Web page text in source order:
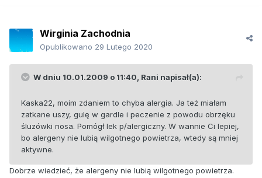
Wirginia Zachodnia
Opublikowano 29 Lutego 2020
W dniu 10.01.2009 o 11:40, Rani napisał(a):
Kaska22, moim zdaniem to chyba alergia. Ja też miałam
zatkane uszy, gulę w gardle i peczenie z powodu obrzęku
śluzówki nosa. Pomógł lek p/alergiczny. W wannie Ci lepiej,
bo alergeny nie lubią wilgotnego powietrza, wtedy są mniej
aktywne.
Dobrze wiedzieć, że alergeny nie lubią wilgotnego powietrza.